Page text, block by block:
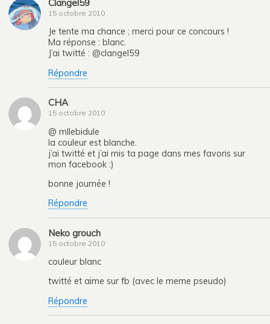
Clangel59
15 octobre 2010
Je tente ma chance ; merci pour ce concours !
Ma réponse : blanc.
J’ai twitté : @clangel59
Répondre
CHA
15 octobre 2010
@ mllebidule
la couleur est blanche.
j’ai twitté et j’ai mis ta page dans mes favoris sur
mon facebook :)
bonne journée !
Répondre
Neko grouch
15 octobre 2010
couleur blanc
twitté et aime sur fb (avec le meme pseudo)
Répondre